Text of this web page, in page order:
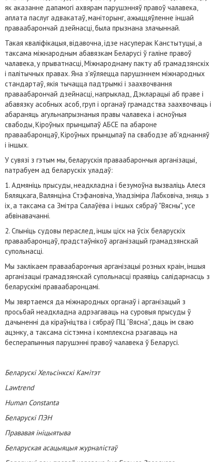
як аказанне дапамогі ахвярам парушэнняў правоў чалавека,
аплата паслуг адвакатаў, маніторынг, ажыццяўленне іншай
праваабарончай дзейнасці, была прызнана злачыннай.
Такая кваліфікацыя, відавочна, ідзе насуперак Канстытуцыі, а
таксама міжнародным абавязкам Беларусі ў галіне правоў
чалавека, у прыватнасці, Міжнароднаму пакту аб грамадзянскіх
і палітычных правах. Яна з'яўляецца парушэннем міжнародных
стандартаў, якія тычацца падтрымкі і заахвочвання
праваабарончай дзейнасці, напрыклад, Дэкларацыі аб праве і
абавязку асобных асоб, груп і органаў грамадства заахвочваць і
абараняць агульнапрызнаныя правы чалавека і асноўныя
свабоды, Кіроўных прынцыпаў АБСЕ па абароне
праваабаронцаў, Кіроўных прынцыпаў па свабодзе аб'яднанняў
і іншых.
У сувязі з гэтым мы, беларускія праваабарончыя арганізацыі,
патрабуем ад беларускіх уладаў:
1. Адмяніць прысуды, неадкладна і безумоўна вызваліць Алеся
Бяляцкага, Валянціна Стэфановіча, Уладзіміра Лабковіча, зняць з
іх, а таксама са Змітра Салаўёва і іншых сябраў "Вясны", усе
абвінавачанні.
2. Спыніць судовы пераслед, іншы ціск на ўсіх беларускіх
праваабаронцаў, прадстаўнікоў арганізацый грамадзянскай
супольнасці.
Мы заклікаем праваабарончыя арганізацыі розных краін, іншыя
арганізацыі грамадзянскай супольнасці праявіць салідарнасць з
беларускімі праваабаронцамі.
Мы звяртаемся да міжнародных органаў і арганізацый з
просьбай неадкладна адрэагаваць на суровыя прысуды ў
дачыненні да кіраўніцтва і сябраў ПЦ “Вясна”, даць ім сваю
ацэнку, а таксама сістэмна і комплексна рэагаваць на
бесперапынныя парушэнні правоў чалавека ў Беларусі.
Беларускі Хельсінкскі Камітэт
Lawtrend
Human Constanta
Беларускі ПЭН
Прававая ініцыятыва
Беларуская асацыяцыя журналістаў